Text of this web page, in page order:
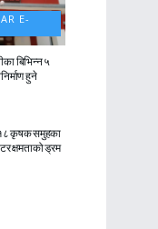
E-
बिभिन्न ५
हुने
१८ कृषक समुहका
क्षमताको ड्रम